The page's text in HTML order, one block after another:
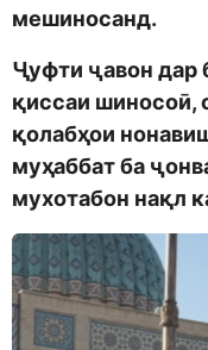
мешиносанд.
Ҷуфти ҷавон дар
қиссаи шиносоӣ,
қолабҳои
муҳаббат ба
мухотабон нақл